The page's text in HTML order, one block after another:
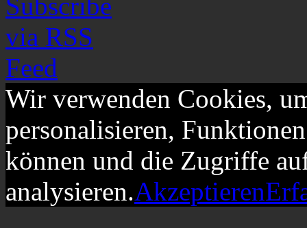
Wir verwenden Cookies,
personalisieren,
können und die Zugriffe
analysieren.Akzeptieren